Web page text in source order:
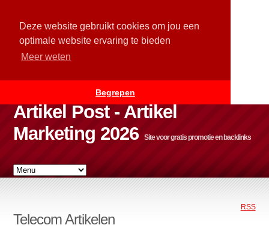
Deze website gebruikt cookies om jou een
optimale website ervaring te bieden
Meer weten
Begrepen
Artikel Post - Artikel
Marketing 2026
Site voor gratis promotie en backlinks
RSS
Telecom Artikelen